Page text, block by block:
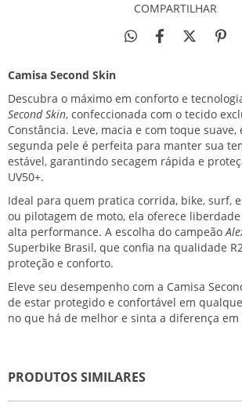
COMPARTILHAR
Camisa Second Skin
Descubra o máximo em conforto e
Second Skin, confeccionada com o tecido
Constância. Leve, macia e com toque suave,
segunda pele é perfeita para manter sua
estável, garantindo secagem rápida e
UV50+.
Ideal para quem pratica corrida, bike, surf,
ou pilotagem de moto, ela oferece
alta performance. A escolha do campeão
Superbike Brasil, que confia na qualidade
proteção e conforto.
Eleve seu desempenho com a Camisa
de estar protegido e confortável em
no que há de melhor e sinta a diferença
PRODUTOS SIMILARES